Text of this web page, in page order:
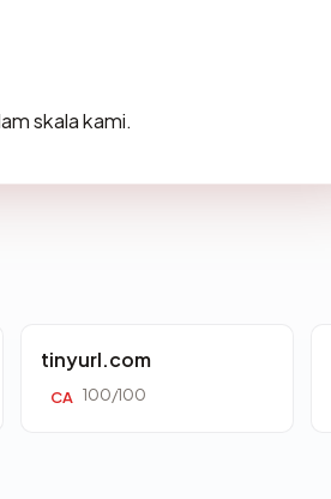
skala kami.
tinyurl.com
CA 100/100